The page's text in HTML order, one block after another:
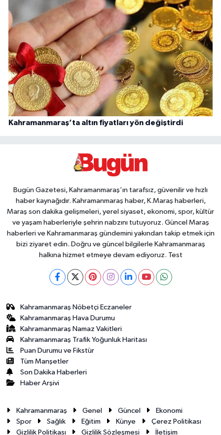
Kahramanmaraş’ta altın fiyatları yön değiştirdi
Bugün Gazetesi, Kahramanmaraş’ın tarafsız, güvenilir ve hızlı
haber kaynağıdır. Kahramanmaraş haber, K.Maraş haberleri,
Maraş son dakika gelişmeleri, yerel siyaset, ekonomi, spor, kültür
ve yaşam haberleriyle şehrin nabzını tutuyoruz. Güncel Maraş
haberleri ve Kahramanmaraş gündemini yakından takip etmek için
bizi ziyaret edin. Doğru ve güncel bilgilerle Kahramanmaraş
halkına hizmet etmeye devam ediyoruz. Test
Kahramanmaraş Nöbetçi Eczaneler
Kahramanmaraş Hava Durumu
Kahramanmaraş Namaz Vakitleri
Kahramanmaraş Trafik Yoğunluk Haritası
Puan Durumu ve Fikstür
Tüm Manşetler
Son Dakika Haberleri
Haber Arşivi
Kahramanmaraş Genel Güncel
Ekonomi
Spor
Sağlık Eğitim Künye
Çerez Politikası
Gizlilik Politikası
Gizlilik Sözleşmesi İletişim